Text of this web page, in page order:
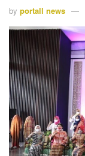
by portall news